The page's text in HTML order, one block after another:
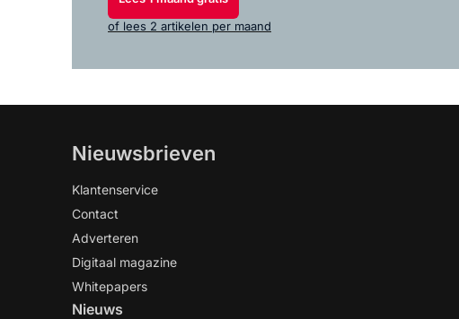
of lees 2 artikelen per maand
Nieuwsbrieven
Klantenservice
Contact
Adverteren
Digitaal magazine
Whitepapers
Nieuws